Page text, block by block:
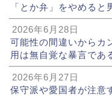
「とか弁」をやめると
2026年6月28日
可能性の間違いからカ
用は無自覚な暴言であ
2026年6月27日
保守派や愛国者が注意